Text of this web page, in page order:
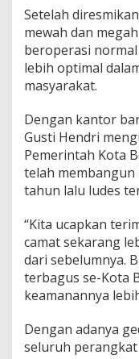
Setelah
mewah dan
beroperasi
lebih optimal
masyarakat.
Dengan kantor
Gusti Hendri
Pemerintah Kota
telah
tahun lalu ludes
“Kita ucapkan
camat sekarang
dari sebelumnya.
terbagus se-Kota
keamanannya
Dengan adanya
seluruh